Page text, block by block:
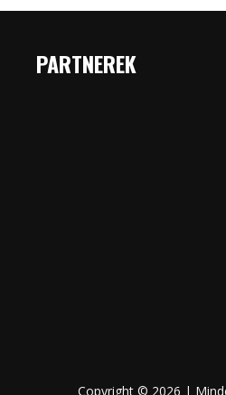
PARTNEREK
Copyright © 2026 |